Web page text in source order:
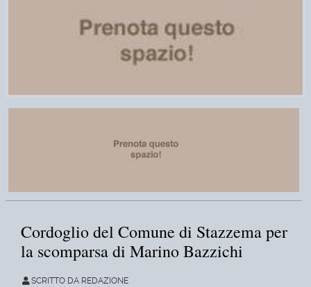
Cordoglio del Comune di Stazzema per
la scomparsa di Marino Bazzichi
SCRITTO DA REDAZIONE